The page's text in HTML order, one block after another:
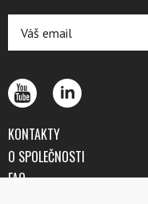
KONTAKTY
O SPOLEČNOSTI
FAQ